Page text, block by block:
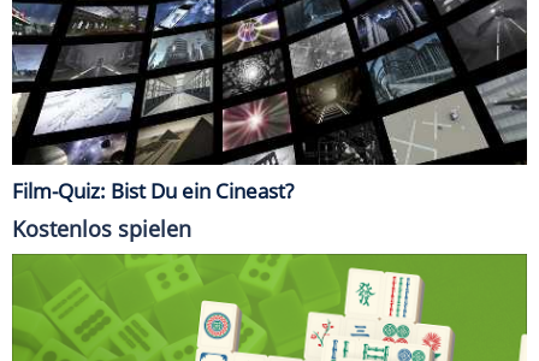
Film-Quiz: Bist Du ein Cineast?
Kostenlos spielen